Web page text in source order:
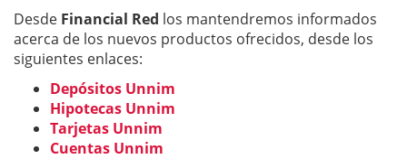
Desde Financial Red los mantendremos informados
acerca de los nuevos productos ofrecidos, desde los
siguientes enlaces:
Depósitos Unnim
Hipotecas Unnim
Tarjetas Unnim
Cuentas Unnim